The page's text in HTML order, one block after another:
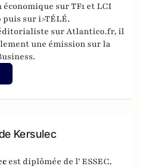
sur TF1 et LCI
puis sur i>TÉLÉ.
sur Atlantico.fr, il
une émission sur la
Kersulec
est diplômée de l' ESSEC,